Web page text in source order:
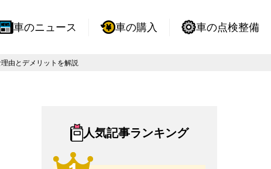
車のニュース 車の購入 車の点検整備
由とデメリットを解説
人気記事ランキング